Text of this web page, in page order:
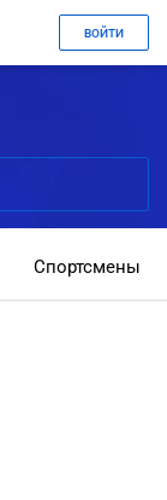
ВОЙТИ
Спортсмены